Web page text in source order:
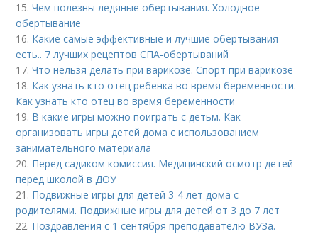
15.Чем полезны ледяные обертывания. Холодное
обертывание
16. Какие самые эффективные и лучшие обертывания
есть.. 7 лучших рецептов СПА-обертываний
17.Что нельзя делать при варикозе. Спорт при варикозе
18. Как узнать кто отец ребенка во время беременности.
Как узнать кто отец во время беременности
19. В какие игры можно поиграть с детьм. Как
организовать игры детей дома с использованием
занимательного материала
20. Перед садиком комиссия. Медицинский осмотр детей
перед школой в ДОУ
21. Подвижные игры для детей 3-4 лет дома с
родителями. Подвижные игры для детей от 3 до 7 лет
22. Поздравления с 1 сентября преподавателю ВУЗа.